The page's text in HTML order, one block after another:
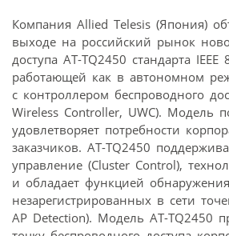
Компания Allied Telesis (Япония)
выходе на российский рынок
доступа AT-TQ2450 стандарта
работающей как в автономном
с контроллером беспроводного
Wireless Controller, UWC). Модель
удовлетворяет потребности
заказчиков. AT-TQ2450
управление (Cluster Control),
и обладает функцией обнаружения
незарегистрированных в сети
AP Detection). Модель AT-TQ2450